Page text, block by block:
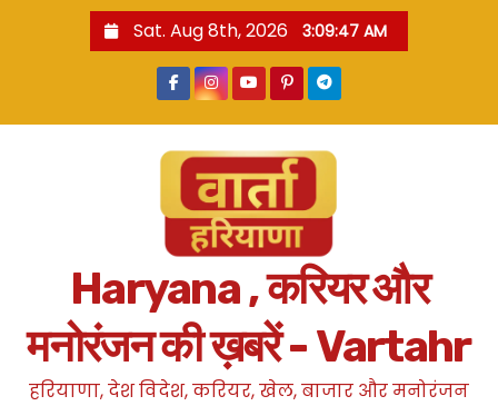
Sat. Aug 8th, 2026 3:09:48 AM
Haryana , करियर और
मनोरंजन की ख़बरें - Vartahr
हरियाणा, देश विदेश, करियर, खेल, बाजार और मनोरंजन